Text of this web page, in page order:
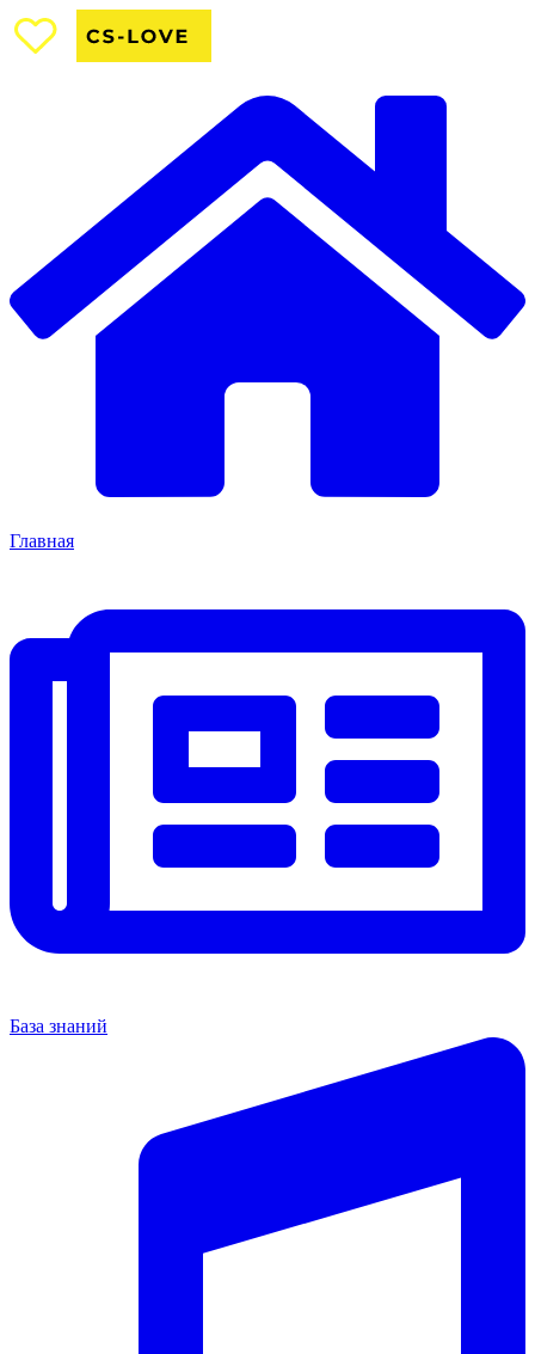
Главная
База знаний